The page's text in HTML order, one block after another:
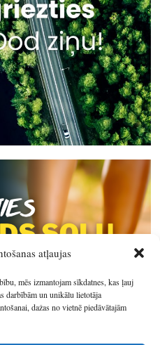
atļaujas
mēs izmantojam sīkdatnes, kas ļauj
darbībām un unikālu lietotāja
dažas no vietnē piedāvātajām